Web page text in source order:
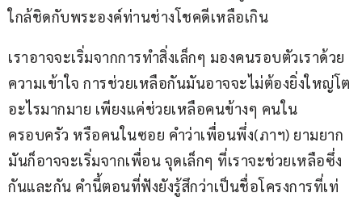
ใกล้ชิดกับพระองค์ท่านช่างโชคดีเหลือเกิน
เราอาจจะเริ่มจากการทำสิ่งเล็กๆ มองคนรอบตัวเราด้วย
ความเข้าใจ การช่วยเหลือกันมันอาจจะไม่ต้องยิ่งใหญ่โต
อะไรมากมาย เพียงแค่ช่วยเหลือคนข้างๆ คนใน
ครอบครัว หรือคนในซอย คำว่าเพื่อนพึ่ง(ภาฯ) ยามยาก
มันก็อาจจะเริ่มจากเพื่อน จุดเล็กๆ ที่เราจะช่วยเหลือซึ่ง
กันและกัน คำนี้ตอนที่ฟังยังรู้สึกว่าเป็นชื่อโครงการที่เท่